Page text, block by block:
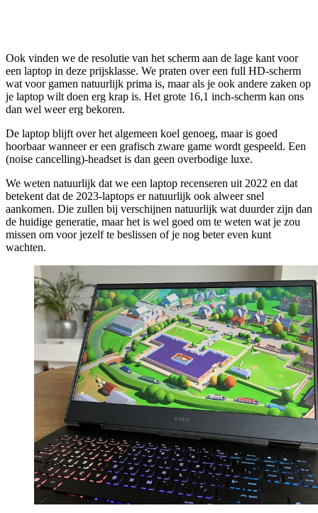
Ook vinden we de resolutie van het scherm aan de lage kant voor
een laptop in deze prijsklasse. We praten over een full HD-scherm
wat voor gamen natuurlijk prima is, maar als je ook andere zaken op
je laptop wilt doen erg krap is. Het grote 16,1 inch-scherm kan ons
dan wel weer erg bekoren.
De laptop blijft over het algemeen koel genoeg, maar is goed
hoorbaar wanneer er een grafisch zware game wordt gespeeld. Een
(noise cancelling)-headset is dan geen overbodige luxe.
We weten natuurlijk dat we een laptop recenseren uit 2022 en dat
betekent dat de 2023-laptops er natuurlijk ook alweer snel
aankomen. Die zullen bij verschijnen natuurlijk wat duurder zijn dan
de huidige generatie, maar het is wel goed om te weten wat je zou
missen om voor jezelf te beslissen of je nog beter even kunt
wachten.